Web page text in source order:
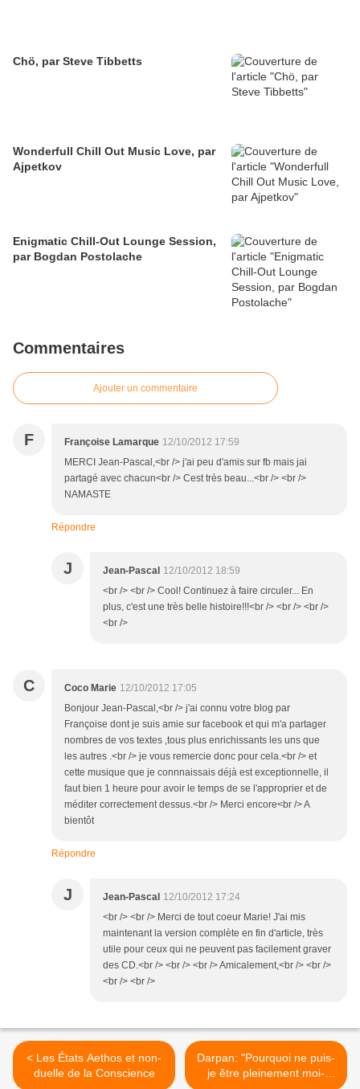
Chö, par Steve Tibbetts
Wonderfull Chill Out Music Love, par
Ajpetkov
Enigmatic Chill-Out Lounge Session,
par Bogdan Postolache
Commentaires
Ajouter un commentaire
F Françoise Lamarque 12/10/2012 17:59
MERCI Jean-Pascal,<br /> j'ai peu d'amis sur fb mais jai
partagé avec chacun<br /> Cest très beau...<br /> <br />
NAMASTE
Répondre
J Jean-Pascal 12/10/2012 18:59
<br /> <br /> Cool! Continuez à faire circuler... En
plus, c'est une très belle histoire!!!<br /> <br /> <br />
<br />
C Coco Marie 12/10/2012 17:05
Bonjour Jean-Pascal,<br /> j'ai connu votre blog par
Françoise dont je suis amie sur facebook et qui m'a partager
nombres de vos textes ,tous plus enrichissants les uns que
les autres .<br /> je vous remercie donc pour cela.<br /> et
cette musique que je connnaissais déjà est exceptionnelle, il
faut bien 1 heure pour avoir le temps de se l'approprier et de
méditer correctement dessus.<br /> Merci encore<br /> A
bientôt
Répondre
J Jean-Pascal 12/10/2012 17:24
<br /> <br /> Merci de tout coeur Marie! J'ai mis
maintenant la version complète en fin d'article, très
utile pour ceux qui ne peuvent pas facilement graver
des CD.<br /> <br /> <br /> Amicalement,<br /> <br />
<br /> <br />
< Les États Aethos et non-
duelle de la Conscience
Darpan: "Pourquoi ne puis-
je être pleinement moi-